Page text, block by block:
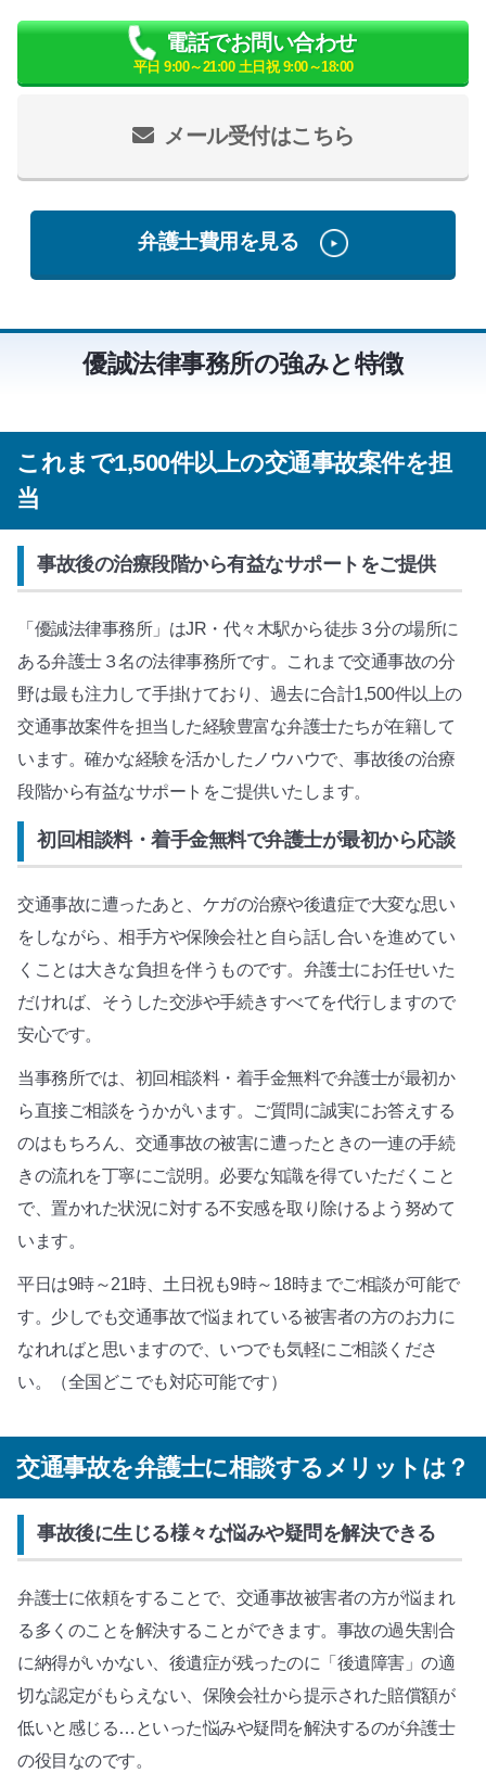
メール受付はこちら
電話でお問い合わせ
平日 9:00～21:00 土日祝 9:00～18:00
弁護士費用を見る
優誠法律事務所の強みと特徴
これまで1,500件以上の交通事故案件を担
当
事故後の治療段階から有益なサポートをご提供
「優誠法律事務所」はJR・代々木駅から徒歩３分の場所に
ある弁護士３名の法律事務所です。これまで交通事故の分
野は最も注力して手掛けており、過去に合計1,500件以上の
交通事故案件を担当した経験豊富な弁護士たちが在籍して
います。確かな経験を活かしたノウハウで、事故後の治療
段階から有益なサポートをご提供いたします。
初回相談料・着手金無料で弁護士が最初から応談
交通事故に遭ったあと、ケガの治療や後遺症で大変な思い
をしながら、相手方や保険会社と自ら話し合いを進めてい
くことは大きな負担を伴うものです。弁護士にお任せいた
だければ、そうした交渉や手続きすべてを代行しますので
安心です。
当事務所では、初回相談料・着手金無料で弁護士が最初か
ら直接ご相談をうかがいます。ご質問に誠実にお答えする
のはもちろん、交通事故の被害に遭ったときの一連の手続
きの流れを丁寧にご説明。必要な知識を得ていただくこと
で、置かれた状況に対する不安感を取り除けるよう努めて
います。
平日は9時～21時、土日祝も9時～18時までご相談が可能で
す。少しでも交通事故で悩まれている被害者の方のお力に
なれればと思いますので、いつでも気軽にご相談くださ
い。（全国どこでも対応可能です）
交通事故を弁護士に相談するメリットは？
事故後に生じる様々な悩みや疑問を解決できる
弁護士に依頼をすることで、交通事故被害者の方が悩まれ
る多くのことを解決することができます。事故の過失割合
に納得がいかない、後遺症が残ったのに「後遺障害」の適
切な認定がもらえない、保険会社から提示された賠償額が
低いと感じる…といった悩みや疑問を解決するのが弁護士
の役目なのです。